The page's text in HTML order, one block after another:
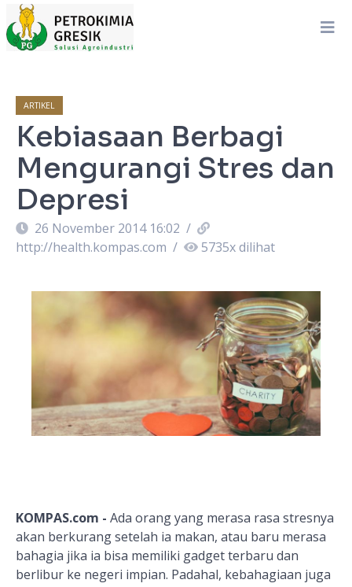
ARTIKEL
Kebiasaan Berbagi
Mengurangi Stres dan
Depresi
26 November 2014 16:02 /
http://health.kompas.com / 5735x dilihat
KOMPAS.com - Ada orang yang merasa rasa stresnya
akan berkurang setelah ia makan, atau baru merasa
bahagia jika ia bisa memiliki gadget terbaru dan
berlibur ke negeri impian. Padahal, kebahagiaan juga